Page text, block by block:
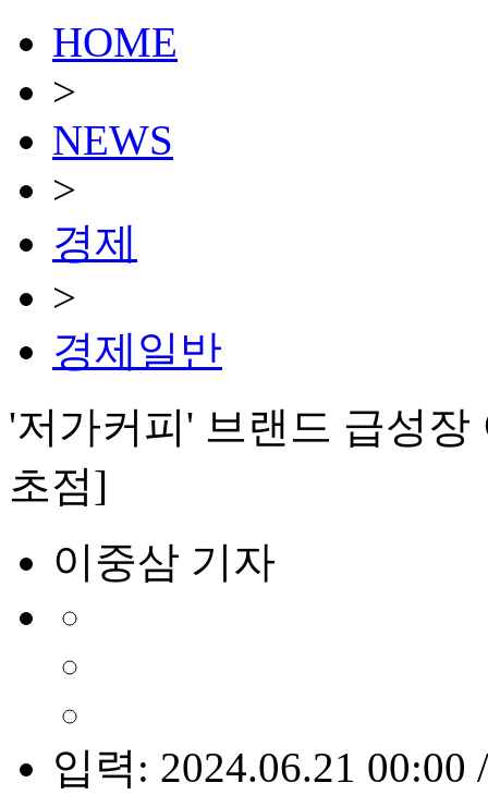
HOME
>
NEWS
>
경제
>
경제일반
'저가커피' 브랜드 급성
초점]
이중삼 기자
입력: 2024.06.21 00:00